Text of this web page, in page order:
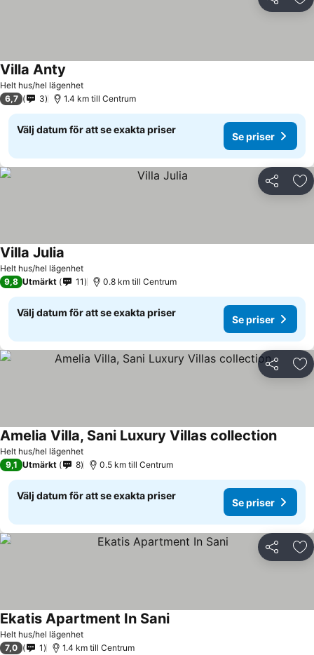
Dela
Helt hus/hel lägenhet
Villa Anty
6,7 3 1.4 km till Centrum
Välj datum för att se exakta priser
Se priser
Dela
Helt hus/hel lägenhet
Villa Julia
9,8 Utmärkt 11 0.8 km till Centrum
Välj datum för att se exakta priser
Se priser
Dela
Helt hus/hel lägenhet
Amelia Villa, Sani Luxury Villas collection
9,1 Utmärkt 8 0.5 km till Centrum
Välj datum för att se exakta priser
Se priser
Dela
Helt hus/hel lägenhet
Ekatis Apartment In Sani
7,0 1 1.4 km till Centrum